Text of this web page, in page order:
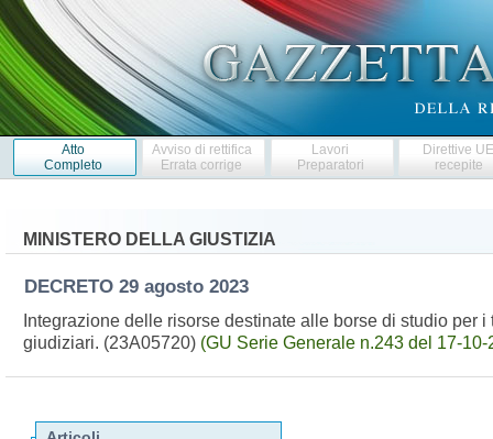
Atto
Completo
Avviso di rettifica
Errata corrige
Lavori
Preparatori
Direttive
recepite
MINISTERO DELLA GIUSTIZIA
DECRETO 29 agosto 2023
Integrazione delle risorse destinate alle borse di studio
giudiziari. (23A05720) (GU Serie Generale n.243 del 17-10-